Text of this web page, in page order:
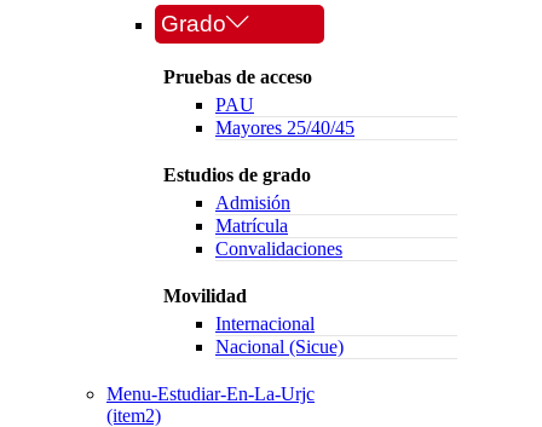
Grado
Pruebas de acceso
PAU
Mayores 25/40/45
Estudios de grado
Admisión
Matrícula
Convalidaciones
Movilidad
Internacional
Nacional (Sicue)
Menu-Estudiar-En-La-Urjc
(item2)